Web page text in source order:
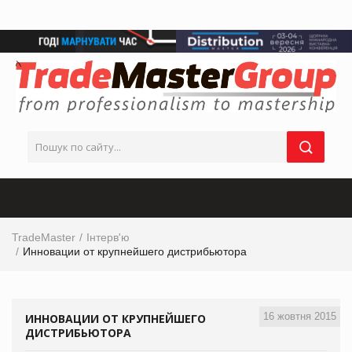
TradeMaster
Інтерв'ю
Инновации от крупнейшего дистрибьютора
16 жовтня 2015
ИННОВАЦИИ ОТ КРУПНЕЙШЕГО
ДИСТРИБЬЮТОРА